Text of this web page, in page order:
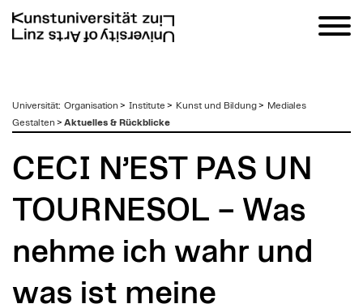
zum
Inhalt
Universität: Organisation > Institute > Kunst und Bildung> Mediales
Gestalten > Aktuelles & Rückblicke
CECI N’EST PAS UN
TOURNESOL – Was
nehme ich wahr und
was ist meine